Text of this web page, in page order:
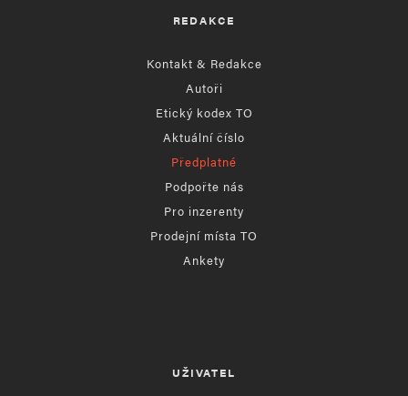
REDAKCE
Kontakt & Redakce
Autoři
Etický kodex TO
Aktuální číslo
Předplatné
Podpořte nás
Pro inzerenty
Prodejní místa TO
Ankety
UŽIVATEL